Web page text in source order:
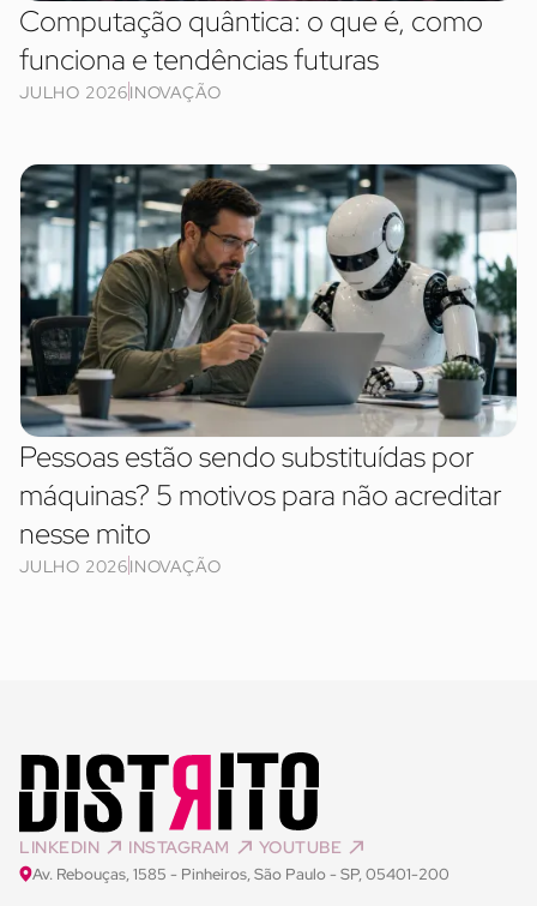
Computação quântica: o que é, como
funciona e tendências futuras
JULHO 2026INOVAÇÃO
Pessoas estão sendo substituídas por
máquinas? 5 motivos para não acreditar
nesse mito
JULHO 2026INOVAÇÃO
LINKEDIN INSTAGRAM YOUTUBE
Av. Rebouças, 1585 - Pinheiros, São Paulo - SP, 05401-200